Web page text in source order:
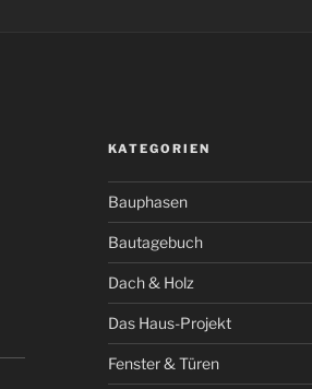
KATEGORIEN
Bauphasen
Bautagebuch
Dach & Holz
Das Haus-Projekt
Fenster & Türen